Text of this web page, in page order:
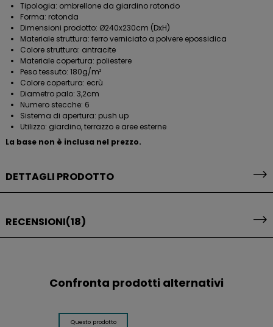
Tipologia: ombrellone da giardino rotondo
Forma: rotonda
Dimensioni prodotto: Ø240x230cm (DxH)
Materiale struttura: ferro verniciato a polvere epossidica
Colore struttura: antracite
Materiale copertura: poliestere
Peso tessuto: 180g/m²
Colore copertura: ecrù
Diametro palo: 3,2cm
Numero stecche: 6
Sistema di apertura: push up
Utilizzo: giardino, terrazzo e aree esterne
La base non è inclusa nel prezzo.
DETTAGLI PRODOTTO
RECENSIONI(18)
Confronta prodotti alternativi
Questo prodotto